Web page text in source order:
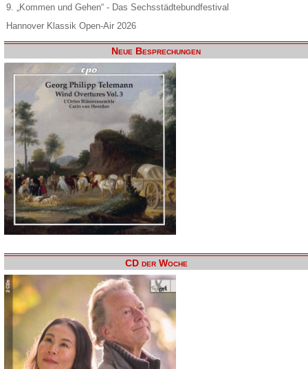
9. „Kommen und Gehen“ - Das Sechsstädtebundfestival
Hannover Klassik Open-Air 2026
Neue Besprechungen
CD der Woche